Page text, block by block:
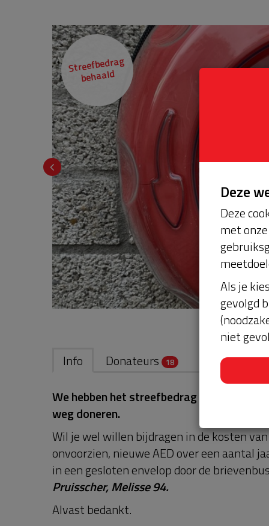
Streefbedrag
behaald
Info Donateurs 18
We hebben het streefbedrag behaald. Je
weg doneren.
Wil je wel willen bijdragen in de kosten
onvoorzien, nieuwe AED over een aantal
in een gesloten envelop door de
Pruisscher, Melisse 94.
Alvast bedankt.
Deze
Deze
met
Als je
gevolgd
niet